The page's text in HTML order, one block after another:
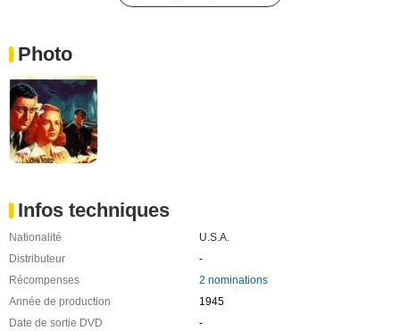
Photo
Infos techniques
Nationalité
U.S.A.
Distributeur
-
Récompenses
2 nominations
Année de production
1945
Date de sortie DVD
-